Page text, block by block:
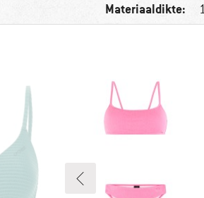
Materiaaldikte: